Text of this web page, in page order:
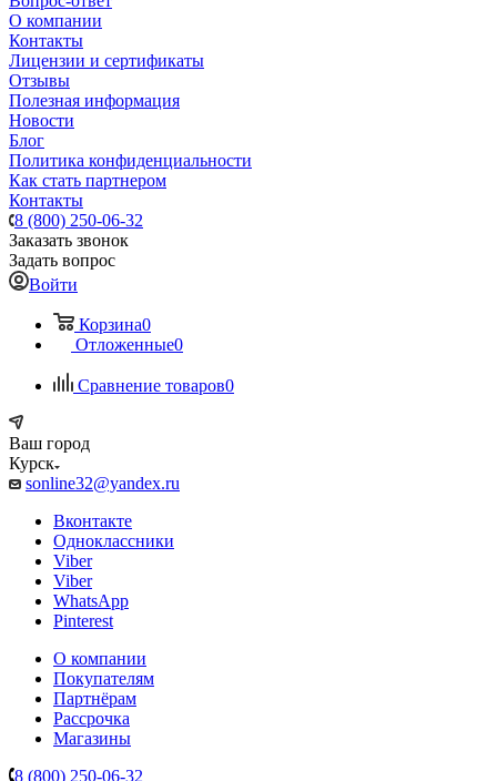
О компании
Контакты
Лицензии и сертификаты
Отзывы
Полезная информация
Новости
Блог
Политика конфиденциальности
Как стать партнером
Контакты
8 (800) 250-06-32
Заказать звонок
Задать вопрос
Войти
Корзина0
Отложенные0
Сравнение товаров0
Ваш город
Курск
sonline32@yandex.ru
Вконтакте
Одноклассники
Viber
Viber
WhatsApp
Pinterest
О компании
Покупателям
Партнёрам
Рассрочка
Магазины
8 (800) 250-06-32